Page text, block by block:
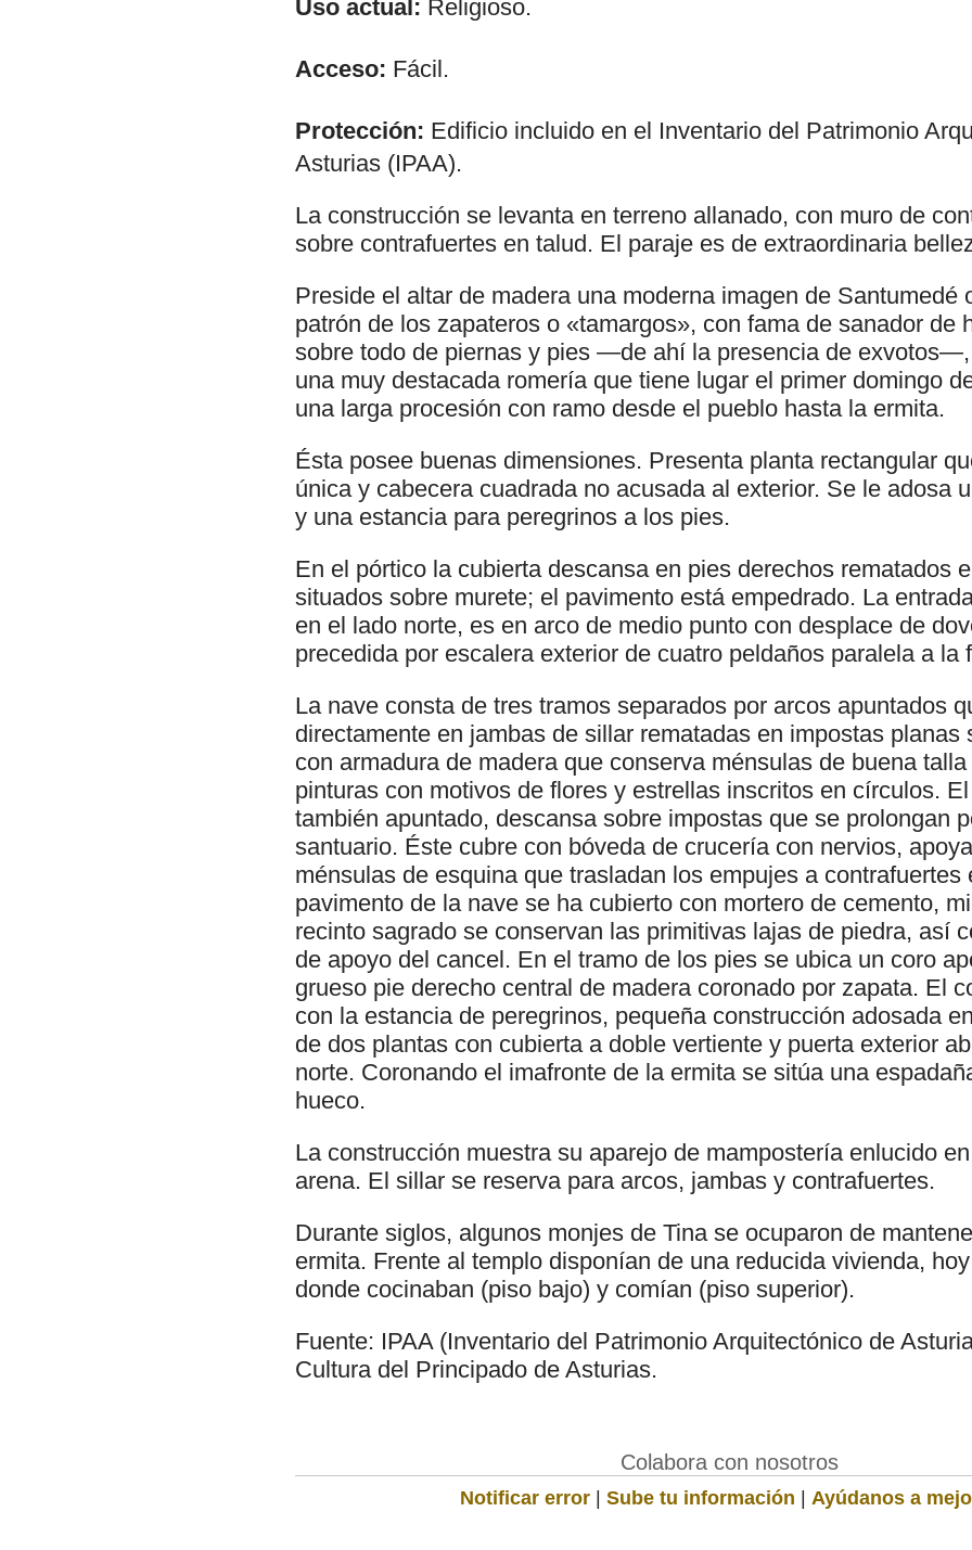
Uso actual: Religioso.
Acceso: Fácil.
Protección: Edificio incluido en el Inventario del Patrimonio
Asturias (IPAA).
La construcción se levanta en terreno allanado, con muro de
sobre contrafuertes en talud. El paraje es de extraordinaria
Preside el altar de madera una moderna imagen de Santumedé
patrón de los zapateros o «tamargos», con fama de sanador de
sobre todo de piernas y pies —de ahí la presencia de
una muy destacada romería que tiene lugar el primer domingo
una larga procesión con ramo desde el pueblo hasta la ermita.
Ésta posee buenas dimensiones. Presenta planta rectangular
única y cabecera cuadrada no acusada al exterior. Se le adosa
y una estancia para peregrinos a los pies.
En el pórtico la cubierta descansa en pies derechos rematados
situados sobre murete; el pavimento está empedrado. La
en el lado norte, es en arco de medio punto con desplace de
precedida por escalera exterior de cuatro peldaños paralela a la
La nave consta de tres tramos separados por arcos apuntados
directamente en jambas de sillar rematadas en impostas planas
con armadura de madera que conserva ménsulas de buena
pinturas con motivos de flores y estrellas inscritos en círculos.
también apuntado, descansa sobre impostas que se prolongan
santuario. Éste cubre con bóveda de crucería con nervios,
ménsulas de esquina que trasladan los empujes a contrafuertes
pavimento de la nave se ha cubierto con mortero de cemento,
recinto sagrado se conservan las primitivas lajas de piedra, así
de apoyo del cancel. En el tramo de los pies se ubica un coro
grueso pie derecho central de madera coronado por zapata. El
con la estancia de peregrinos, pequeña construcción adosada
de dos plantas con cubierta a doble vertiente y puerta exterior
norte. Coronando el imafronte de la ermita se sitúa una
hueco.
La construcción muestra su aparejo de mampostería enlucido
arena. El sillar se reserva para arcos, jambas y contrafuertes.
Durante siglos, algunos monjes de Tina se ocuparon de
ermita. Frente al templo disponían de una reducida vivienda,
donde cocinaban (piso bajo) y comían (piso superior).
Fuente: IPAA (Inventario del Patrimonio Arquitectónico de
Cultura del Principado de Asturias.
Colabora con nosotros
Notificar error | Sube tu información | Ayúdanos a